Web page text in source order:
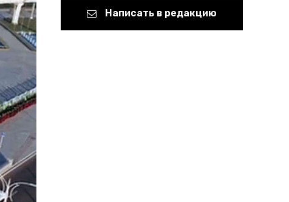
Написать в редакцию